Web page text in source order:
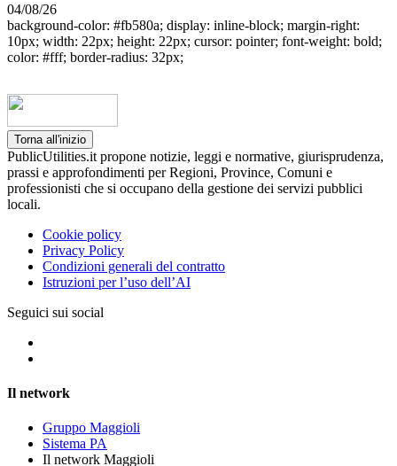
04/08/26
background-color: #fb580a; display: inline-block; margin-right:
10px; width: 22px; height: 22px; cursor: pointer; font-weight: bold;
color: #fff; border-radius: 32px;
Torna all'inizio
PublicUtilities.it propone notizie, leggi e normative, giurisprudenza,
prassi e approfondimenti per Regioni, Province, Comuni e
professionisti che si occupano della gestione dei servizi pubblici
locali.
Cookie policy
Privacy Policy
Condizioni generali del contratto
Istruzioni per l’uso dell’AI
Seguici sui social
Il network
Gruppo Maggioli
Sistema PA
Il network Maggioli